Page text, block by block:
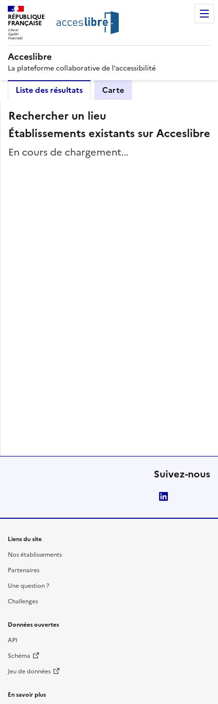
RÉPUBLIQUE
FRANÇAISE
Acceslibre
La plateforme collaborative de l’accessibilité
Liste des résultats Carte
Rechercher un lieu
Établissements existants sur Acceslibre
En cours de chargement...
Suivez-nous
Liens du site
Nos établissements
Partenaires
Une question ?
Challenges
Données ouvertes
API
Schéma
Jeu de données
En savoir plus